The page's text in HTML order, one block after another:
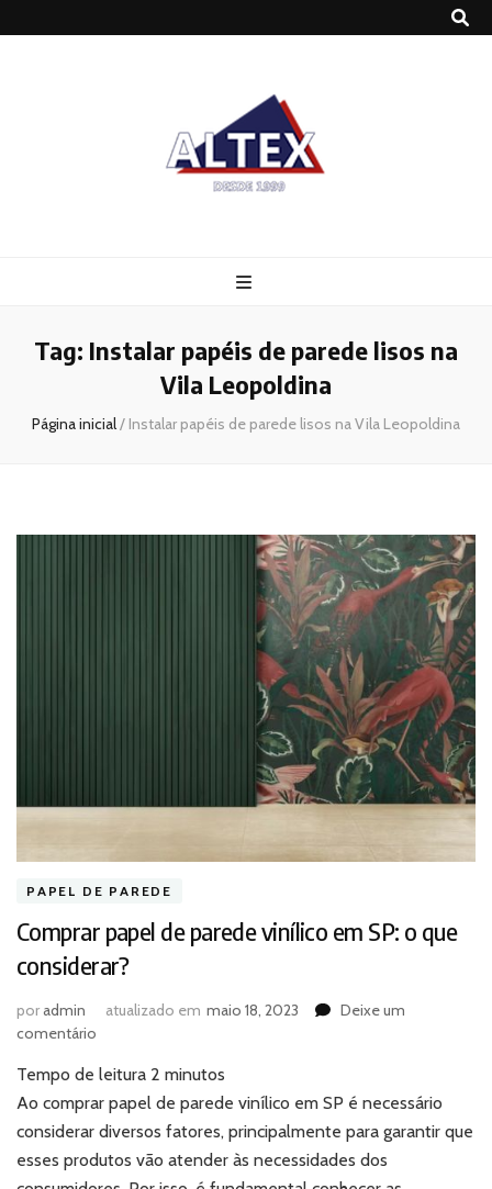
Tag: Instalar papéis de parede lisos na
Vila Leopoldina
Página inicial/ Instalar papéis de parede lisos na Vila Leopoldina
PAPEL DE PAREDE
Comprar papel de parede vinílico em SP: o que
considerar?
poradmin atualizado em maio 18, 2023
Deixe um
comentário
papel
de
parede
em
Tempo de leitura 2 minutos
Ao comprar papel de parede vinílico em SP é necessário
considerar diversos fatores, principalmente para garantir que
esses produtos vão atender às necessidades dos